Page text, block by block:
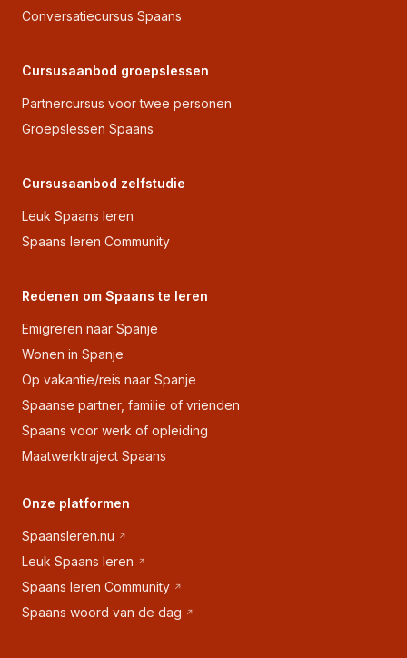
Conversatiecursus Spaans
Cursusaanbod groepslessen
Partnercursus voor twee personen
Groepslessen Spaans
Cursusaanbod zelfstudie
Leuk Spaans leren
Spaans leren Community
Redenen om Spaans te leren
Emigreren naar Spanje
Wonen in Spanje
Op vakantie/reis naar Spanje
Spaanse partner, familie of vrienden
Spaans voor werk of opleiding
Maatwerktraject Spaans
Onze platformen
Spaansleren.nu
Leuk Spaans leren
Spaans leren Community
Spaans woord van de dag